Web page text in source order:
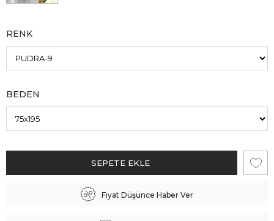
RENK
BEDEN
Fiyat Düşünce Haber Ver